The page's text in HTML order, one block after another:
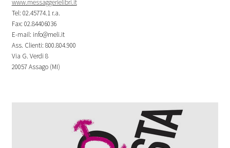
www.messaggerielibri.it
Tel: 02.45774.1 r.a.
Fax: 02.84406036
E-mail: info@meli.it
Ass. Clienti: 800.804.900
Via G. Verdi 8
20057 Assago (MI)